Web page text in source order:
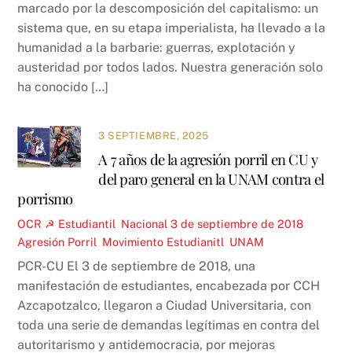
marcado por la descomposición del capitalismo: un
sistema que, en su etapa imperialista, ha llevado a la
humanidad a la barbarie: guerras, explotación y
austeridad por todos lados. Nuestra generación solo
ha conocido […]
3 SEPTIEMBRE, 2025
A 7 años de la agresión porril en CU y
del paro general en la UNAM contra el
porrismo
OCR ☭ Estudiantil Nacional 3 de septiembre de 2018
Agresión Porril Movimiento Estudianitl UNAM
PCR-CU El 3 de septiembre de 2018, una
manifestación de estudiantes, encabezada por CCH
Azcapotzalco, llegaron a Ciudad Universitaria, con
toda una serie de demandas legítimas en contra del
autoritarismo y antidemocracia, por mejoras